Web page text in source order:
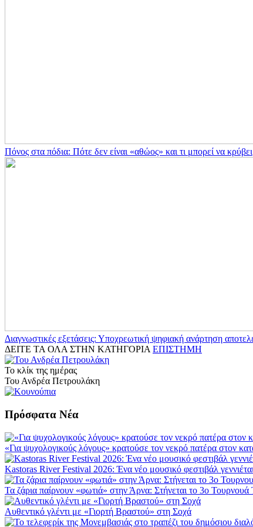
Πόνος στα πόδια: Πότε δεν είναι «αθώος» και τι μπορεί να κρύβει
Διαγνωστικές εξετάσεις: Υποχρεωτική ψηφιακή ανάρτηση
ΔΕΙΤΕ ΤΑ ΟΛΑ ΣΤΗΝ ΚΑΤΗΓΟΡΙΑ ΕΠΙΣΤΗΜΗ
Το κλίκ της ημέρας
Του Ανδρέα Πετρουλάκη
Πρόσφατα Νέα
«Για ψυχολογικούς λόγους» κρατούσε τον νεκρό πατέρα στον
Kastoras River Festival 2026: Ένα νέο μουσικό φεστιβάλ
Τα ζάρια παίρνουν «φωτιά» στην Άρνα: Στήνεται το 3ο Τουρνουά
Αυθεντικό γλέντι με «Γιορτή Βραστού» στη Σοχά